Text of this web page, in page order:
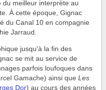
meilleur interprète au
À cette époque, Gignac
du Canal 10 en compagnie
Jarraud.
jusqu'à la fin des
se mit au service de
parfois loufoques dans
Gamache) ainsi que Les
Dor) au cours des années